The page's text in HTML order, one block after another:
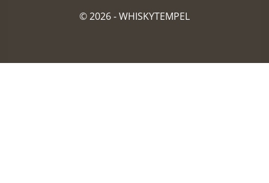
© 2026 -WHISKYTEMPEL